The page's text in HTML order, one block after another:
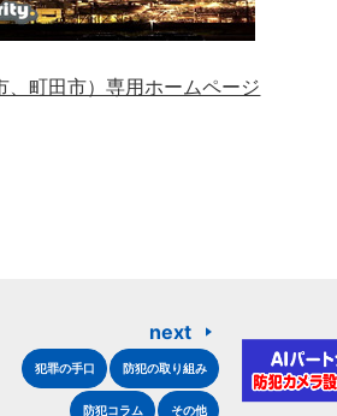
町田市）専用ホームページ
next
犯罪の手口 防犯の取り組み
防犯コラム その他